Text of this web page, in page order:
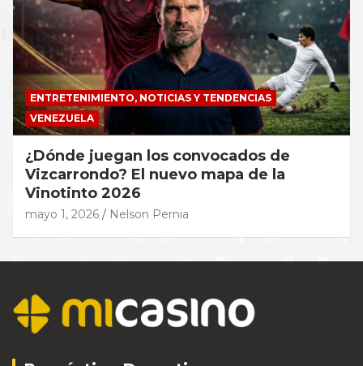
ENTRETENIMIENTO, NOTICIAS Y TENDENCIAS
VENEZUELA
¿Dónde juegan los convocados de
Vizcarrondo? El nuevo mapa de la
Vinotinto 2026
mayo 1, 2026 Nelson Pernia